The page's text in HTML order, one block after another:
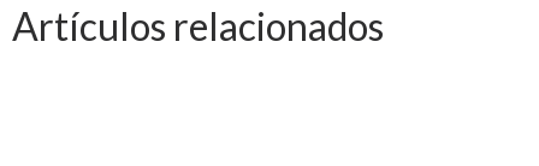
Artículos relacionados